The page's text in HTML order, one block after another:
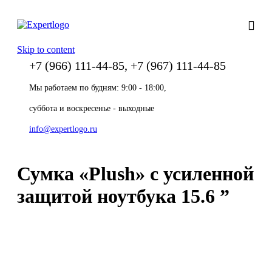
Skip to content
+7 (966) 111-44-85, +7 (967) 111-44-85
Мы работаем по будням: 9:00 - 18:00,
суббота и воскресенье - выходные
info@expertlogo.ru
Сумка «Plush» c усиленной
защитой ноутбука 15.6 ”